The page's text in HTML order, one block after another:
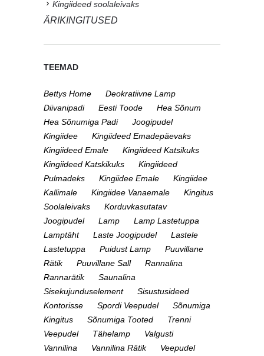
Kingiideed soolaleivaks
ÄRIKINGITUSED
TEEMAD
Bettys Home
Deokratiivne Lamp
Diivanipadi
Eesti Toode
Hea Sõnum
Hea Sõnumiga Padi
Joogipudel
Kingiidee
Kingiideed Emadepäevaks
Kingiideed Emale
Kingiideed Katsikuks
Kingiideed Katskikuks
Kingiideed
Pulmadeks
Kingiidee Emale
Kingiidee
Kallimale
Kingiidee Vanaemale
Kingitus
Soolaleivaks
Korduvkasutatav
Joogipudel
Lamp
Lamp Lastetuppa
Lamptäht
Laste Joogipudel
Lastele
Lastetuppa
Puidust Lamp
Puuvillane
Rätik
Puuvillane Sall
Rannalina
Rannarätik
Saunalina
Sisekujunduselement
Sisustusideed
Kontorisse
Spordi Veepudel
Sõnumiga
Kingitus
Sõnumiga Tooted
Trenni
Veepudel
Tähelamp
Valgusti
Vannilina
Vannilina Rätik
Veepudel